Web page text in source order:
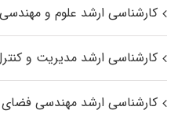
کارشناسی ارشد علوم و
کارشناسی ارشد مدیریت و
کارشناسی ارشد مهندسی